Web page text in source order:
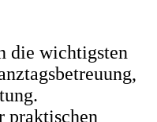
die wichtigsten
praktischen